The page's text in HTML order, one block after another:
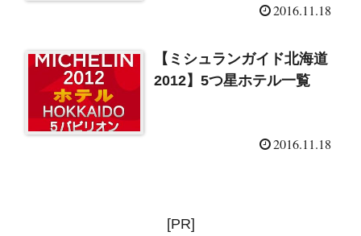
2016.11.18
【ミシュランガイド北海道
2012】5つ星ホテル一覧
2016.11.18
[PR]